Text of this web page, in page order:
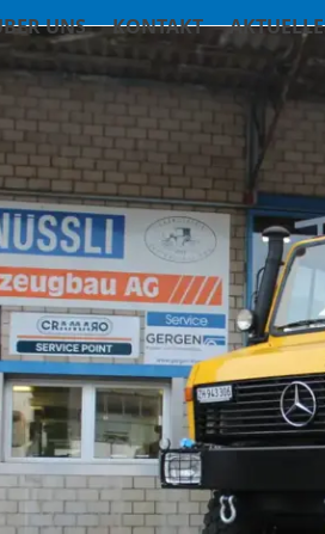
UNS KONTAKT